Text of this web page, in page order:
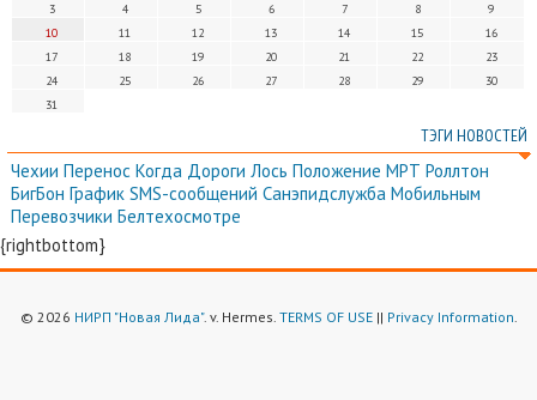
3
4 5 6 7 8
9
10
11 12 13 14 15
16
17
18 19 20 21 22
23
24
25 26 27 28 29
30
31
ТЭГИ НОВОСТЕЙ
Чехии Перенос Когда Дороги Лось Положение МРТ Роллтон
БигБон График SMS-сообщений Санэпидслужба Мобильным
Перевозчики Белтехосмотре
{rightbottom}
© 2026 НИРП "Новая Лида". v. Hermes. TERMS OF USE|| Privacy Information.